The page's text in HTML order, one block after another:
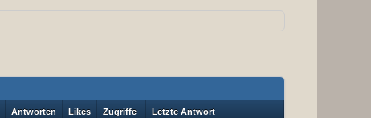
Antworten Likes Zugriffe Letzte Antwort